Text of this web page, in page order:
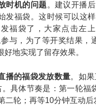
时机的问题。建议开播
发福袋。这时候可以这
福袋了，大家点击左
与，为了等开奖结果，
好地实现了留存效果。
播的福袋发放数量。如果
具体节奏是：第一轮福
二轮；再等10分钟互动